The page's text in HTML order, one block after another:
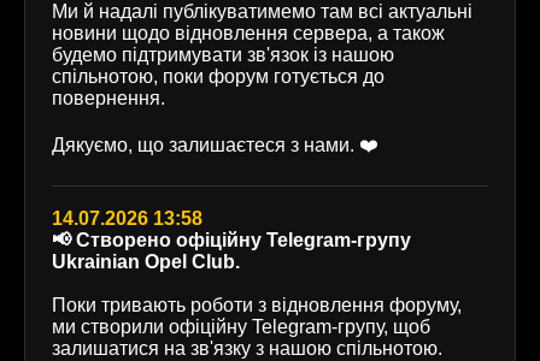
Ми й надалі публікуватимемо там всі актуальні
новини щодо відновлення сервера, а також
будемо підтримувати зв'язок із нашою
спільнотою, поки форум готується до
повернення.
Дякуємо, що залишаєтеся з нами. ❤️
14.07.2026 13:58
📢 Створено офіційну Telegram-групу
Ukrainian Opel Club.
Поки тривають роботи з відновлення форуму,
ми створили офіційну Telegram-групу, щоб
залишатися на зв'язку з нашою спільнотою.